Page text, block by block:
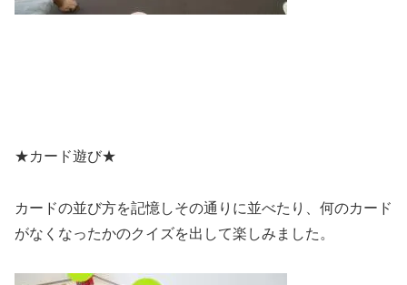
★カード遊び★
カードの並び方を記憶しその通りに並べたり、何のカード
がなくなったかのクイズを出して楽しみました。